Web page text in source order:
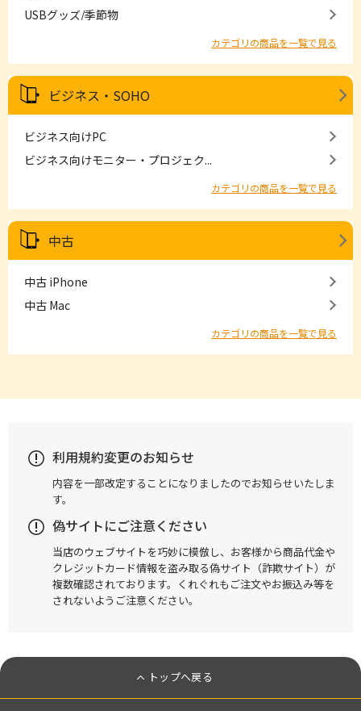
USBグッズ/季節物
カテゴリの商品を一覧で見る
ビジネス・SOHO
ビジネス向けPC
ビジネス向けモニター・プロジェク...
カテゴリの商品を一覧で見る
中古
中古 iPhone
中古 Mac
カテゴリの商品を一覧で見る
利用規約変更のお知らせ
内容を一部改定することになりましたのでお知らせいたしま
す。
偽サイトにご注意ください
当店のウェブサイトを巧妙に模倣し、お客様から商品代金や
クレジットカード情報を盗み取る偽サイト（詐欺サイト）が
複数確認されております。くれぐれもご注文やお振込み等を
されないようご注意ください。
トップへ戻る